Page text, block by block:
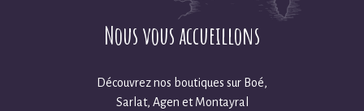
Nous vous accueillons
Découvrez nos boutiques sur Boé,
Sarlat, Agen et Montayral